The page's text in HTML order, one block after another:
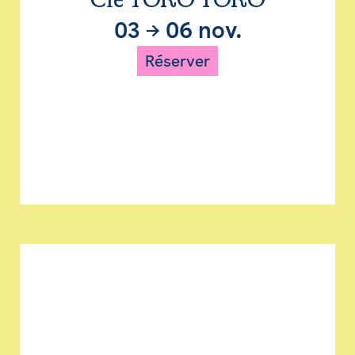
03 → 06 nov.
Réserver